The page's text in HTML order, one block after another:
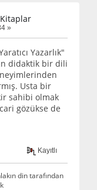
»
Yazarlık"
didaktik bir dili
Usta bir
sahibi olmak
gözükse de
Kayıtlı
din tarafından